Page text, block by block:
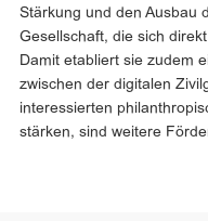
Stärkung und den Ausbau
Gesellschaft, die sich
Damit etabliert sie zudem
zwischen der digitalen
interessierten
stärken, sind weitere